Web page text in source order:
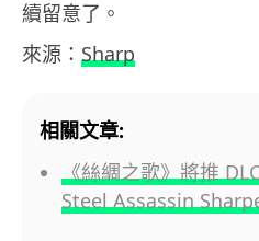
續留意了。
來源： Sharp
相關文章:
《絲綢之歌》將推
Steel Assassin